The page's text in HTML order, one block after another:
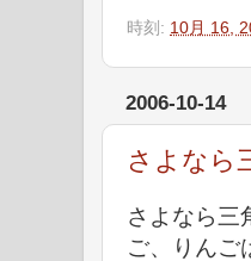
時刻: 10月 16,
2006-10-14
さよなら
さよなら三
ご、りんご